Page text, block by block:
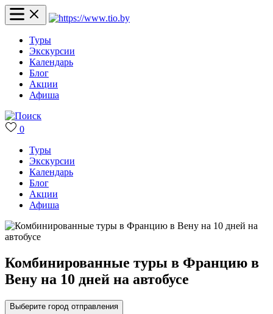
Туры
Экскурсии
Календарь
Блог
Акции
Афиша
0
Туры
Экскурсии
Календарь
Блог
Акции
Афиша
Комбинированные туры в Францию в
Вену на 10 дней на автобусе
Выберите город отправления